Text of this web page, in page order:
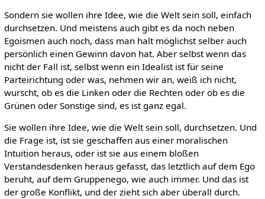
Sondern sie wollen ihre Idee, wie die Welt sein soll, einfach
durchsetzen. Und meistens auch gibt es da noch neben
Egoismen auch noch, dass man halt möglichst selber auch
persönlich einen Gewinn davon hat. Aber selbst wenn das
nicht der Fall ist, selbst wenn ein Idealist ist für seine
Parteirichtung oder was, nehmen wir an, weiß ich nicht,
wurscht, ob es die Linken oder die Rechten oder ob es die
Grünen oder Sonstige sind, es ist ganz egal.
Sie wollen ihre Idee, wie die Welt sein soll, durchsetzen. Und
die Frage ist, ist sie geschaffen aus einer moralischen
Intuition heraus, oder ist sie aus einem bloßen
Verstandesdenken heraus gefasst, das letztlich auf dem Ego
beruht, auf dem Gruppenego, wie auch immer. Und das ist
der große Konflikt, und der zieht sich aber überall durch.